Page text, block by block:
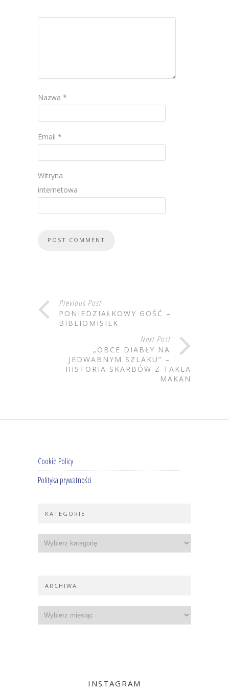
Nazwa *
Email *
Witryna
internetowa
Previous Post
PONIEDZIAŁKOWY GOŚĆ –
BIBLIOMISIEK
Next Post
„OBCE DIABŁY NA
JEDWABNYM SZLAKU” –
HISTORIA SKARBÓW Z TAKLA
MAKAN
Cookie Policy
Polityka prywatności
KATEGORIE
ARCHIWA
INSTAGRAM